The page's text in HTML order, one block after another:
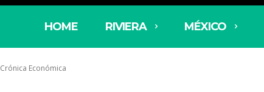
HOME RIVIERA MÉXICO
Crónica Económica